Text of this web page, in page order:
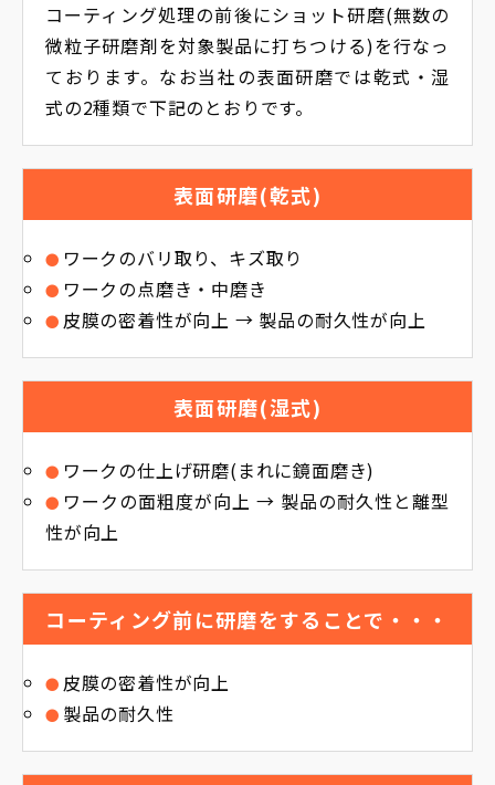
コーティング処理の前後にショット研磨(無数の
微粒子研磨剤を対象製品に打ちつける)を行なっ
ております。なお当社の表面研磨では乾式・湿
式の2種類で下記のとおりです。
表面研磨(乾式)
ワークのバリ取り、キズ取り
ワークの点磨き・中磨き
皮膜の密着性が向上 → 製品の耐久性が向上
表面研磨(湿式)
ワークの仕上げ研磨(まれに鏡面磨き)
ワークの面粗度が向上 → 製品の耐久性と離型
性が向上
コーティング前に研磨をすることで・・・
皮膜の密着性が向上
製品の耐久性